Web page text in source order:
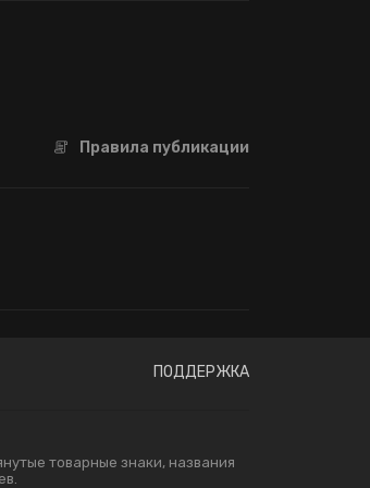
Правила публикации
ПОДДЕРЖКА
товарные знаки, названия